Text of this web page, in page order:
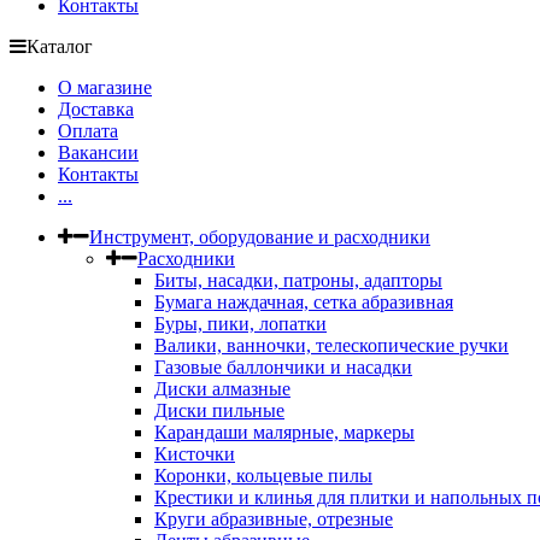
Контакты
Каталог
О магазине
Доставка
Оплата
Вакансии
Контакты
...
Инструмент, оборудование и расходники
Расходники
Биты, насадки, патроны, адапторы
Бумага наждачная, сетка абразивная
Буры, пики, лопатки
Валики, ванночки, телескопические ручки
Газовые баллончики и насадки
Диски алмазные
Диски пильные
Карандаши малярные, маркеры
Кисточки
Коронки, кольцевые пилы
Крестики и клинья для плитки и напольных
Круги абразивные, отрезные